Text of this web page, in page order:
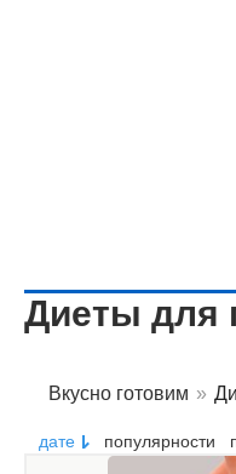
Диеты для
Вкусно готовим »
дате популярности